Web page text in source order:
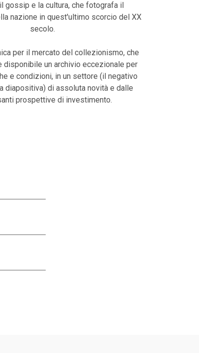
gossip e la cultura, che fotografa il
nazione in quest'ultimo scorcio del XX
secolo.
per il mercato del collezionismo, che
disponibile un archivio eccezionale per
e condizioni, in un settore (il negativo
diapositiva) di assoluta novità e dalle
prospettive di investimento.